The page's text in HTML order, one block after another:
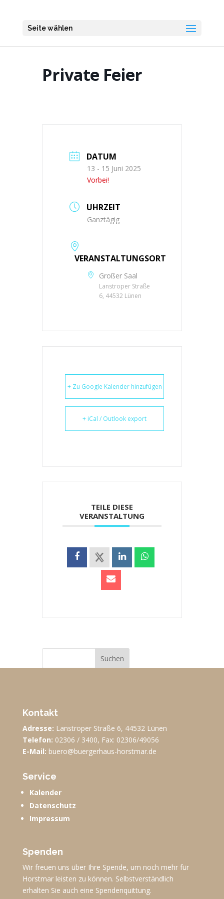
Seite wählen
Private Feier
DATUM
13 - 15 Juni 2025
Vorbei!
UHRZEIT
Ganztägig
VERANSTALTUNGSORT
Großer Saal
Lanstroper Straße
6, 44532 Lünen
+ Zu Google Kalender hinzufügen
+ iCal / Outlook export
TEILE DIESE
VERANSTALTUNG
Suchen
Kontakt
Adresse: Lanstroper Straße 6, 44532 Lünen
Telefon: 02306 / 3400, Fax: 02306/49056
E-Mail: buero@buergerhaus-horstmar.de
Service
Kalender
Datenschutz
Impressum
Spenden
Wir freuen uns über Ihre Spende, um noch mehr für
Horstmar leisten zu können. Selbstverständlich
erhalten Sie auch eine Spendenquittung.